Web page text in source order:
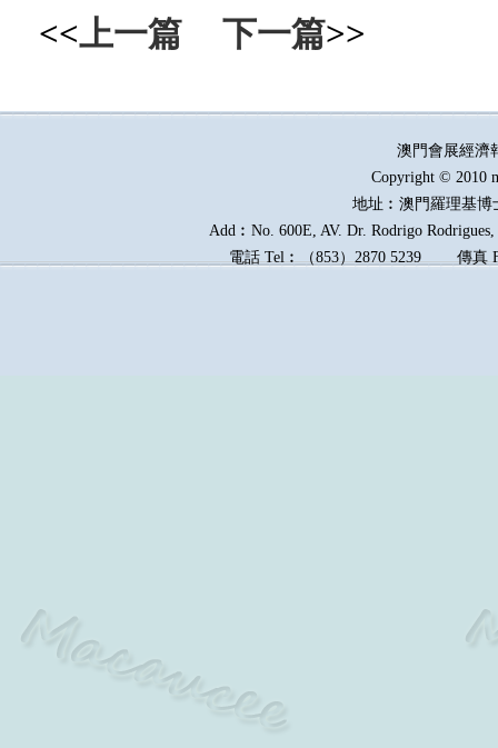
<<上一篇 下一篇>>
澳門會展經
Copyright © 2010
地址︰澳門羅理基博
Add︰No. 600E, AV. Dr. Rodrigo
電話 Tel︰（853）2870 5239傳真